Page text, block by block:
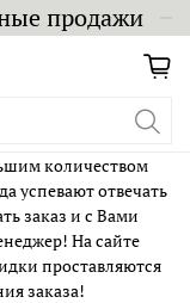
продажи
количеством
успевают отвечать
заказ и с Вами
На сайте
проставляются
заказа!